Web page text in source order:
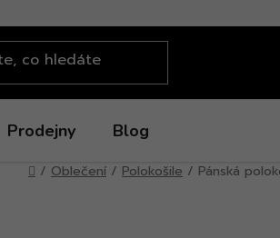
Prodejny Blog
Domů
/ Oblečení / Polokošile / Pánská